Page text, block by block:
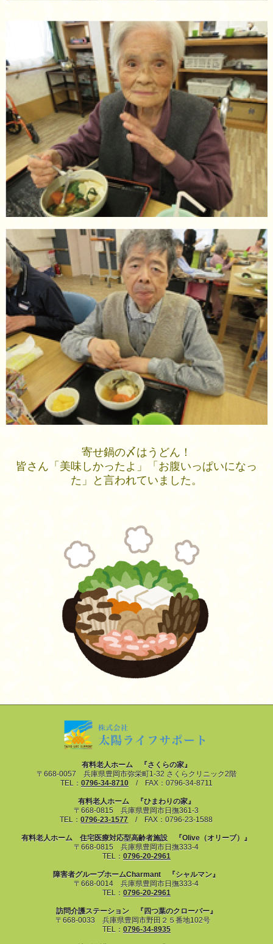
寄せ鍋の〆はうどん！
皆さん「美味しかったよ」「お腹いっぱいになっ
た」と言われていました。
有料老人ホーム 『さくらの家』
〒668-0057 兵庫県豊岡市弥栄町1-32 さくらクリニック2階
TEL： 0796-34-8710/ FAX：0796-34-8711
有料老人ホーム 『ひまわりの家』
〒668-0815 兵庫県豊岡市日撫361-3
TEL：0796-23-1577 / FAX：0796-23-1588
有料老人ホーム 住宅医療対応型高齢者施設 『Olive（オリーブ）』
〒668-0815 兵庫県豊岡市日撫333-4
TEL： 0796-20-2961
障害者グループホームCharmant 『シャルマン』
〒668-0014 兵庫県豊岡市日撫333-4
TEL： 0796-20-2961
訪問介護ステーション 『四つ葉のクローバー』
〒668-0033 兵庫県豊岡市野田２５番地102号
TEL： 0796-34-8935